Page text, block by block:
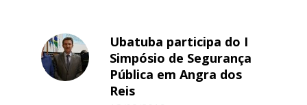
Ubatuba participa do I
Simpósio de Segurança
Pública em Angra dos
Reis